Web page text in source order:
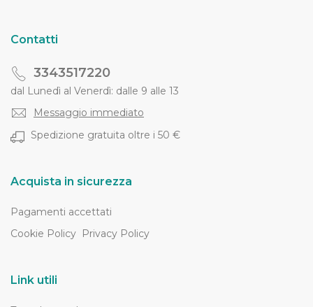
Contatti
3343517220
dal Lunedì al Venerdì: dalle 9 alle 13
Messaggio immediato
Spedizione gratuita oltre i 50 €
Acquista in sicurezza
Pagamenti accettati
Cookie Policy Privacy Policy
Link utili